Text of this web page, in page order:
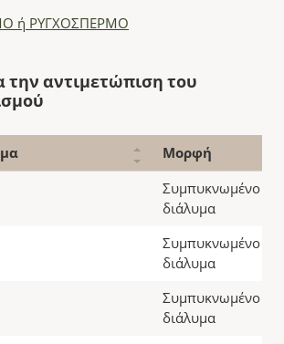
ή ΡΥΓΧΟΣΠΕΡΜΟ
την αντιμετώπιση του
Μορφή
Συμπυκνωμένο
διάλυμα
Συμπυκνωμένο
διάλυμα
Συμπυκνωμένο
διάλυμα